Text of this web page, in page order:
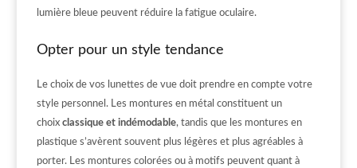
lumière bleue peuvent réduire la fatigue oculaire.
Opter pour un style tendance
Le choix de vos lunettes de vue doit prendre en compte votre
style personnel. Les montures en métal constituent un
choix classique et indémodable, tandis que les montures en
plastique s’avèrent souvent plus légères et plus agréables à
porter. Les montures colorées ou à motifs peuvent quant à